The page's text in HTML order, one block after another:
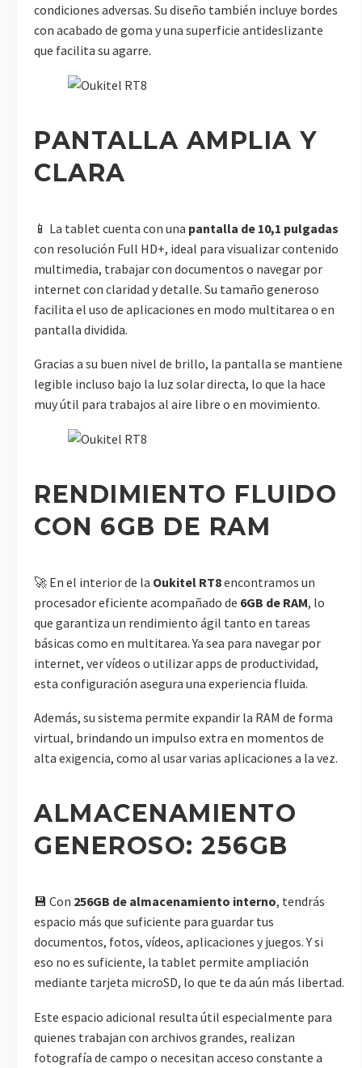
condiciones adversas. Su diseño también incluye bordes
con acabado de goma y una superficie antideslizante
que facilita su agarre.
PANTALLA AMPLIA Y
CLARA
📱 La tablet cuenta con una pantalla de 10,1 pulgadas
con resolución Full HD+, ideal para visualizar contenido
multimedia, trabajar con documentos o navegar por
internet con claridad y detalle. Su tamaño generoso
facilita el uso de aplicaciones en modo multitarea o en
pantalla dividida.
Gracias a su buen nivel de brillo, la pantalla se mantiene
legible incluso bajo la luz solar directa, lo que la hace
muy útil para trabajos al aire libre o en movimiento.
RENDIMIENTO FLUIDO
CON 6GB DE RAM
🚀 En el interior de la Oukitel RT8encontramos un
procesador eficiente acompañado de 6GB de RAM, lo
que garantiza un rendimiento ágil tanto en tareas
básicas como en multitarea. Ya sea para navegar por
internet, ver vídeos o utilizar apps de productividad,
esta configuración asegura una experiencia fluida.
Además, su sistema permite expandir la RAM de forma
virtual, brindando un impulso extra en momentos de
alta exigencia, como al usar varias aplicaciones a la vez.
ALMACENAMIENTO
GENEROSO: 256GB
💾 Con 256GB de almacenamiento interno, tendrás
espacio más que suficiente para guardar tus
documentos, fotos, vídeos, aplicaciones y juegos. Y si
eso no es suficiente, la tablet permite ampliación
mediante tarjeta microSD, lo que te da aún más libertad.
Este espacio adicional resulta útil especialmente para
quienes trabajan con archivos grandes, realizan
fotografía de campo o necesitan acceso constante a